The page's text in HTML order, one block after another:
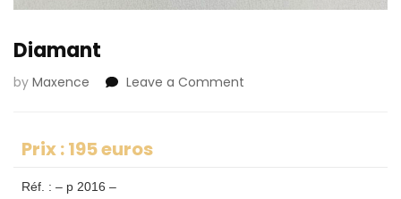
Diamant
by Maxence Leave a Comment
Prix : 195 euros
Réf. : – p 2016 –